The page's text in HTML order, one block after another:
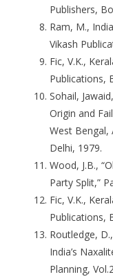
Publishers,
Ram, M.,
Vikash
Fic, V.K.,
Publications,
Sohail,
Origin and
West Bengal,
Delhi, 1979.
Wood, J.B.,
Party Split,”
Fic, V.K.,
Publications,
Routledge,
India’s
Planning,